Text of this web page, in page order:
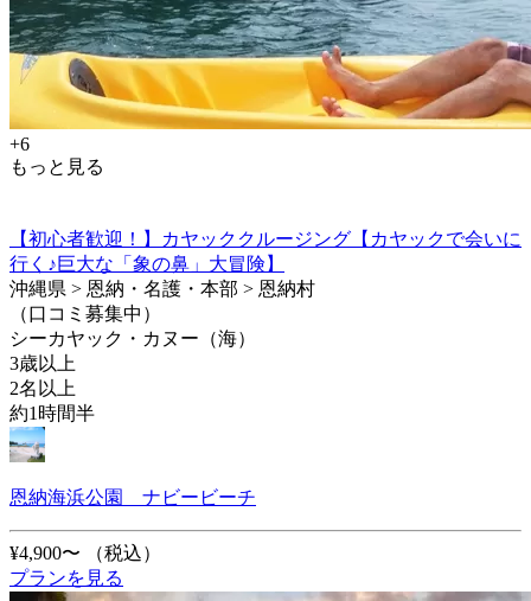
+6
もっと見る
【初心者歓迎！】カヤッククルージング【カヤックで会いに
行く♪巨大な「象の鼻」大冒険】
沖縄県 > 恩納・名護・本部 > 恩納村
（口コミ募集中）
シーカヤック・カヌー（海）
3歳以上
2名以上
約1時間半
恩納海浜公園 ナビービーチ
¥4,900〜
（税込）
プランを見る